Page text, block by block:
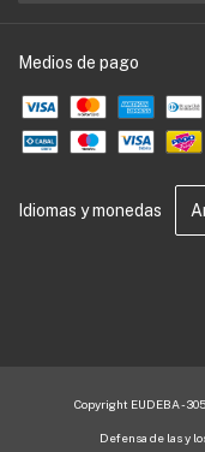
Medios de pago
Idiomas y monedas
Copyright EUDEBA -
Defensa de las y